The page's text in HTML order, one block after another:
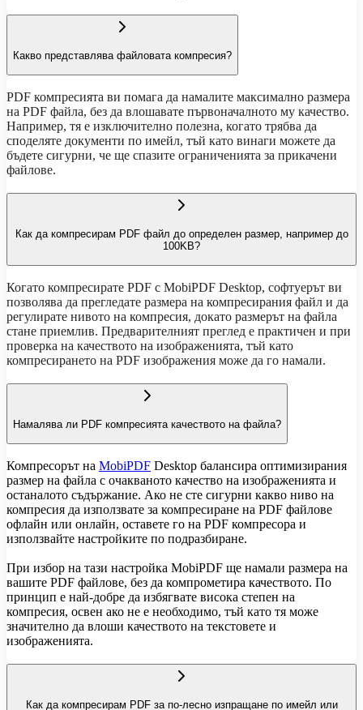
Какво представлява файловата компресия?
PDF компресията ви помага да намалите максимално размера
на PDF файла, без да влошавате първоначалното му качество.
Например, тя е изключително полезна, когато трябва да
споделяте документи по имейл, тъй като винаги можете да
бъдете сигурни, че ще спазите ограниченията за прикачени
файлове.
Как да компресирам PDF файл до определен размер, например до
100KB?
Когато компресирате PDF с MobiPDF Desktop, софтуерът ви
позволява да прегледате размера на компресирания файл и да
регулирате нивото на компресия, докато размерът на файла
стане приемлив. Предварителният преглед е практичен и при
проверка на качеството на изображенията, тъй като
компресирането на PDF изображения може да го намали.
Намалява ли PDF компресията качеството на файла?
Компресорът на MobiPDF Desktop балансира оптимизирания
размер на файла с очакваното качество на изображенията и
останалото съдържание. Ако не сте сигурни какво ниво на
компресия да използвате за компресиране на PDF файлове
офлайн или онлайн, оставете го на PDF компресора и
използвайте настройките по подразбиране.
При избор на тази настройка MobiPDF ще намали размера на
вашите PDF файлове, без да компрометира качеството. По
принцип е най-добре да избягвате висока степен на
компресия, освен ако не е необходимо, тъй като тя може
значително да влоши качеството на текстовете и
изображенията.
Как да компресирам PDF за по-лесно изпращане по имейл или